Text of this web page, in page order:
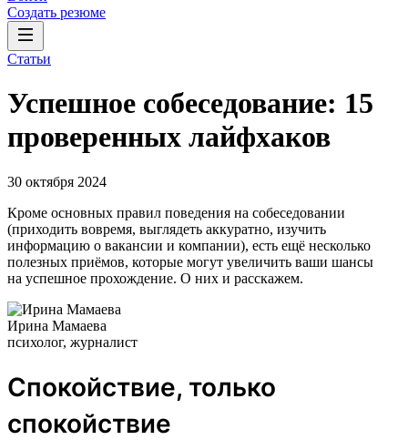
Создать резюме
Статьи
Успешное собеседование: 15
проверенных лайфхаков
30 октября 2024
Кроме основных правил поведения на собеседовании
(приходить вовремя, выглядеть аккуратно, изучить
информацию о вакансии и компании), есть ещё несколько
полезных приёмов, которые могут увеличить ваши шансы
на успешное прохождение. О них и расскажем.
Ирина Мамаева
психолог, журналист
Спокойствие, только
спокойствие